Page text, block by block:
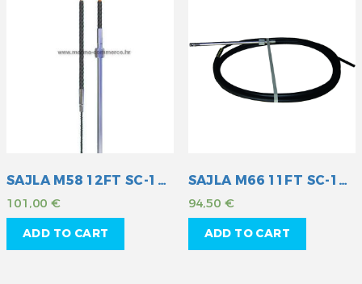
SAJLA M58 12FT SC-18-012
101,00 €
ADD TO CART
SAJLA M66 11FT SC-16-011
94,50€
ADD TO CART